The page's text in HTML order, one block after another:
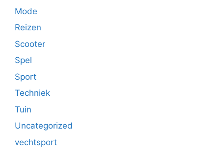
Mode
Reizen
Scooter
Spel
Sport
Techniek
Tuin
Uncategorized
vechtsport